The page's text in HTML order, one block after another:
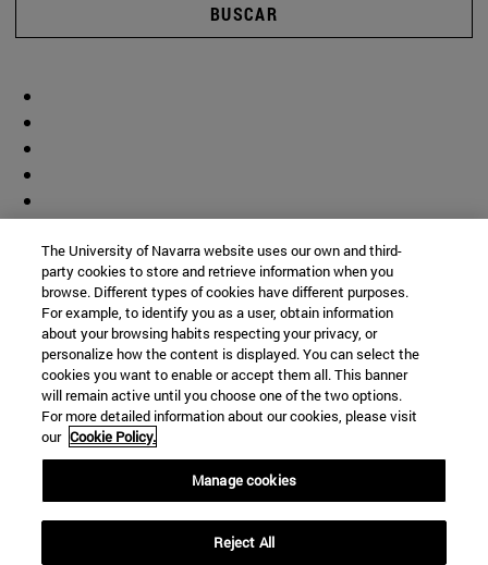
BUSCAR
(abre en nueva ventana)
The University of Navarra website uses our own and third-
party cookies to store and retrieve information when you
browse. Different types of cookies have different purposes.
For example, to identify you as a user, obtain information
about your browsing habits respecting your privacy, or
personalize how the content is displayed. You can select the
cookies you want to enable or accept them all. This banner
will remain active until you choose one of the two options.
For more detailed information about our cookies, please visit
our Cookie Policy.
Manage cookies
Reject All